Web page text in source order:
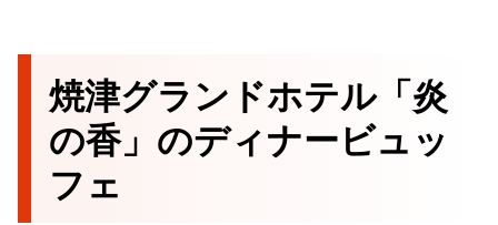
焼津グランドホテル「炎
の香」のディナービュッ
フェ